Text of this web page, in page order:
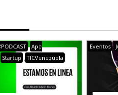
App
Startup TICVenezuela
Eventos